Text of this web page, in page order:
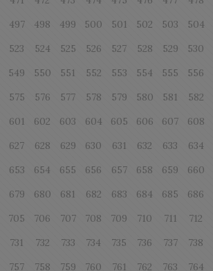
497 498 499 500 501 502 503 504
523 524 525 526 527 528 529 530
549 550 551 552 553 554 555 556
575 576 577 578 579 580 581 582
601 602 603 604 605 606 607 608
627 628 629 630 631 632 633 634
653 654 655 656 657 658 659 660
679 680 681 682 683 684 685 686
705 706 707 708 709 710 711 712
731 732 733 734 735 736 737 738
757 758 759 760 761 762 763 764